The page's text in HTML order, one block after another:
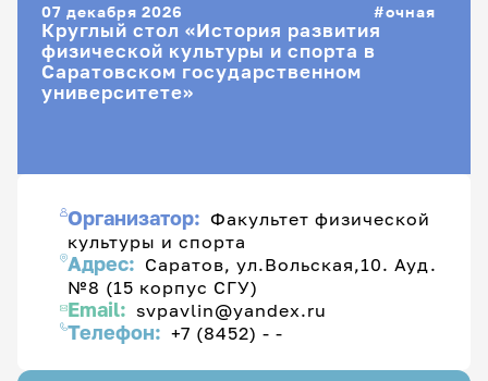
07 декабря 2026 очная
Круглый стол «История развития
физической культуры и спорта в
Саратовском государственном
университете»
Организатор: Факультет физической
культуры и спорта
Адрес: Саратов, ул.Вольская,10. Ауд.
№8 (15 корпус СГУ)
Email: svpavlin@yandex.ru
Телефон: +7 (8452) - -